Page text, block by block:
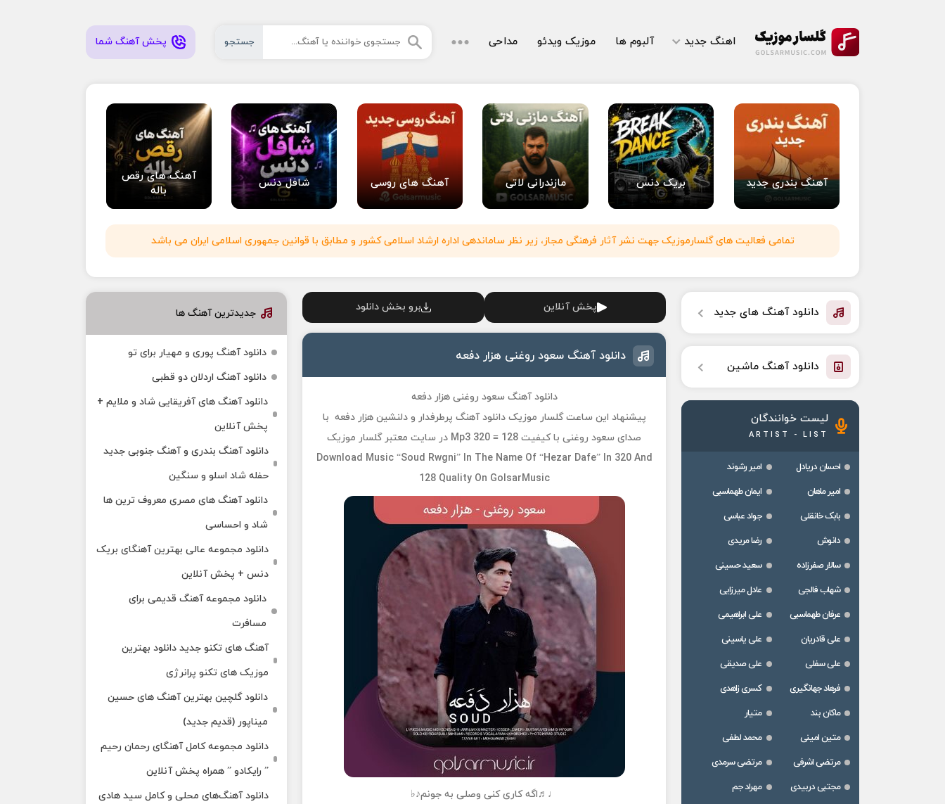
اهنگ جدید آلبوم ها موزیک ویدئو مداحی جستجو پخش آهنگ شما
آهنگ بندری جدید بریک دنس مازندرانی لاتی آهنگ های روسی شافل دنس
آهنگ های رقص
باله
تمامی فعالیت های گلسارموزیک جهت نشر آثار فرهنگی مجاز، زیر نظر ساماندهی اداره ارشاد اسلامی کشور و مطابق با قوانین جمهوری اسلامی ایران می باشد
پخش آنلاین برو بخش دانلود
دانلود آهنگ سعود روغنی هزار دفعه
دانلود آهنگ سعود روغنی هزار دفعه
پیشنهاد این ساعت گلسار موزیک دانلود آهنگ پرطرفدار و دلنشین هزار دفعه با
صدای سعود روغنی با کیفیت Mp3 320 ≡ 128 در سایت معتبر گلسار موزیک
Download Music “Soud Rwgni” In The Name Of “Hezar Dafe” In 320 And
128 Quality On GolsarMusic
♩♬اگه کاری کنی وصلی به جونم♪♭
دانلود آهنگ های جدید
دانلود آهنگ ماشین
لیست خوانندگان
ARTIST - LIST
احسان دریادل
امیر رشوند
امیر ماهان
ایمان طهماسبی
بابک خانقلی
جواد عباسی
دانوش
رضا مریدی
سالار صفرزاده
سعید حسینی
شهاب فالجی
عادل میرزایی
عرفان طهماسبی
علی ابراهیمی
علی قادریان
علی یاسینی
علی سفلی
علی صدیقی
فرهاد جهانگیری
کسری زاهدی
ماکان بند
متیار
متین امینی
محمد لطفی
مرتضی اشرفی
مرتضی سرمدی
مجتبی دربیدی
مهراد جم
جدیدترین آهنگ ها
دانلود آهنگ پوری و مهیار برای تو
دانلود آهنگ اردلان دو قطبی
دانلود آهنگ های آفریقایی شاد و ملایم +
پخش آنلاین
دانلود آهنگ بندری و آهنگ جنوبی جدید
حفله شاد اسلو و سنگین
دانلود آهنگ های مصری معروف ترین ها
شاد و احساسی
دانلود مجموعه عالی بهترین آهنگای بریک
دنس + پخش آنلاین
دانلود مجموعه آهنگ قدیمی برای
مسافرت
آهنگ های تکنو جدید دانلود بهترین
موزیک های تکنو پرانرژی
دانلود گلچین بهترین آهنگ های حسین
میناپور (قدیم جدید)
دانلود مجموعه کامل آهنگای رحمان رحیم
” رایکادو ” همراه پخش آنلاین
دانلود آهنگ‌های محلی و کامل سید هادی